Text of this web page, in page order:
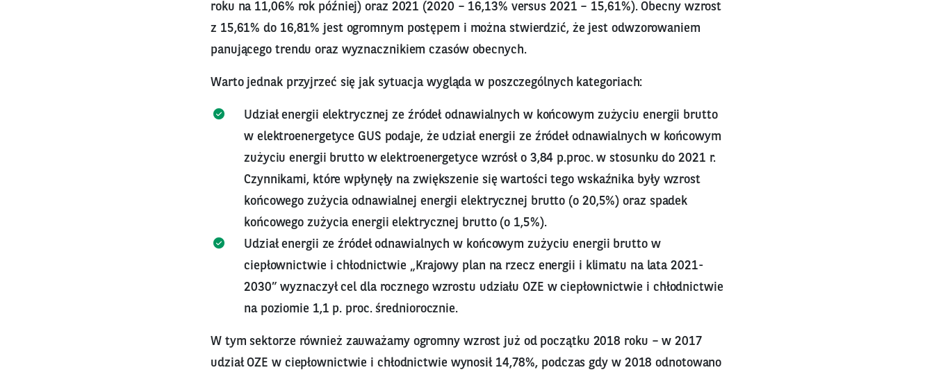
roku na 11,06% rok później) oraz 2021 (2020 – 16,13% versus 2021 – 15,61%). Obecny wzrost
z 15,61% do 16,81% jest ogromnym postępem i można stwierdzić, że jest odwzorowaniem
panującego trendu oraz wyznacznikiem czasów obecnych.
Warto jednak przyjrzeć się jak sytuacja wygląda w poszczególnych kategoriach:
Udział energii elektrycznej ze źródeł odnawialnych w końcowym zużyciu energii brutto
w elektroenergetyce GUS podaje, że udział energii ze źródeł odnawialnych w końcowym
zużyciu energii brutto w elektroenergetyce wzrósł o 3,84 p.proc. w stosunku do 2021 r.
Czynnikami, które wpłynęły na zwiększenie się wartości tego wskaźnika były wzrost
końcowego zużycia odnawialnej energii elektrycznej brutto (o 20,5%) oraz spadek
końcowego zużycia energii elektrycznej brutto (o 1,5%).
Udział energii ze źródeł odnawialnych w końcowym zużyciu energii brutto w
ciepłownictwie i chłodnictwie „Krajowy plan na rzecz energii i klimatu na lata 2021-
2030” wyznaczył cel dla rocznego wzrostu udziału OZE w ciepłownictwie i chłodnictwie
na poziomie 1,1 p. proc. średniorocznie.
W tym sektorze również zauważamy ogromny wzrost już od początku 2018 roku – w 2017
udział OZE w ciepłownictwie i chłodnictwie wynosił 14,78%, podczas gdy w 2018 odnotowano